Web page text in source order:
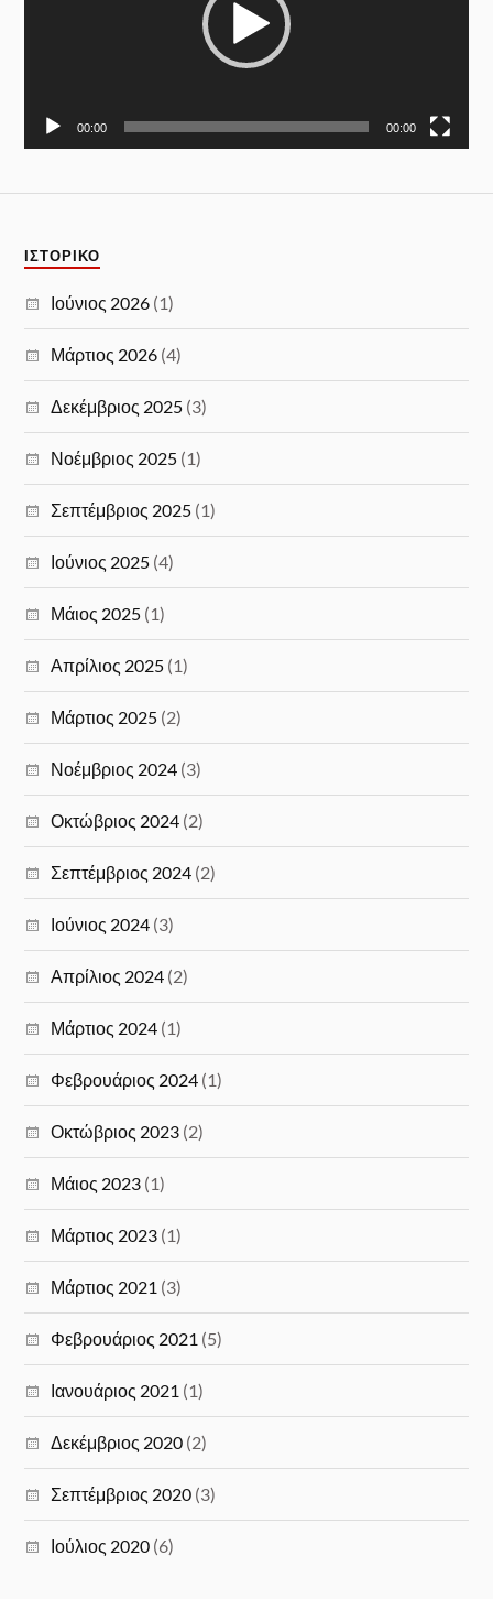
00:00 00:00
ΙΣΤΟΡΙΚΌ
Ιούνιος 2026 (1)
Μάρτιος 2026 (4)
Δεκέμβριος 2025 (3)
Νοέμβριος 2025 (1)
Σεπτέμβριος 2025 (1)
Ιούνιος 2025 (4)
Μάιος 2025 (1)
Απρίλιος 2025 (1)
Μάρτιος 2025 (2)
Νοέμβριος 2024 (3)
Οκτώβριος 2024 (2)
Σεπτέμβριος 2024 (2)
Ιούνιος 2024 (3)
Απρίλιος 2024 (2)
Μάρτιος 2024 (1)
Φεβρουάριος 2024 (1)
Οκτώβριος 2023 (2)
Μάιος 2023 (1)
Μάρτιος 2023 (1)
Μάρτιος 2021 (3)
Φεβρουάριος 2021 (5)
Ιανουάριος 2021 (1)
Δεκέμβριος 2020 (2)
Σεπτέμβριος 2020 (3)
Ιούλιος 2020 (6)